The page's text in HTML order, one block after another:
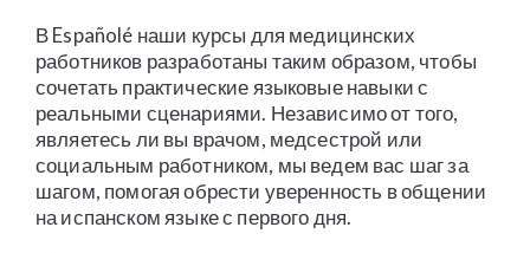
В Españolé наши курсы для медицинских
работников разработаны таким образом, чтобы
сочетать практические языковые навыки с
реальными сценариями. Независимо от того,
являетесь ли вы врачом, медсестрой или
социальным работником, мы ведем вас шаг за
шагом, помогая обрести уверенность в общении
на испанском языке с первого дня.